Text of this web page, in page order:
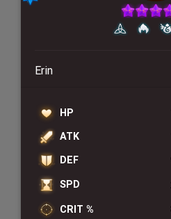
Erin
HP
ATK
DEF
SPD
CRIT %